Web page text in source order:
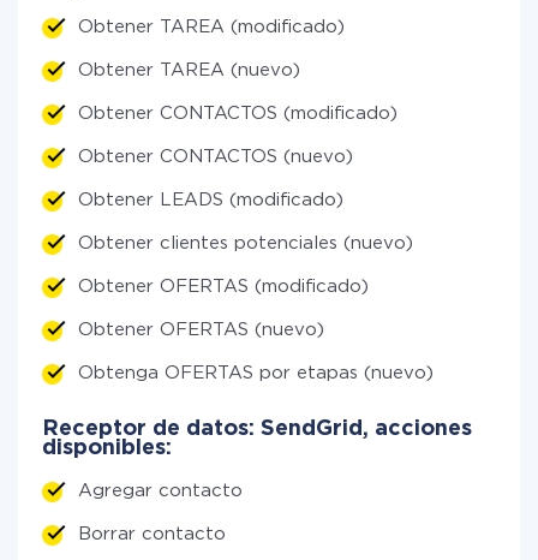
Obtener TAREA (modificado)
Obtener TAREA (nuevo)
Obtener CONTACTOS (modificado)
Obtener CONTACTOS (nuevo)
Obtener LEADS (modificado)
Obtener clientes potenciales (nuevo)
Obtener OFERTAS (modificado)
Obtener OFERTAS (nuevo)
Obtenga OFERTAS por etapas (nuevo)
Receptor de datos: SendGrid, acciones
disponibles:
Agregar contacto
Borrar contacto